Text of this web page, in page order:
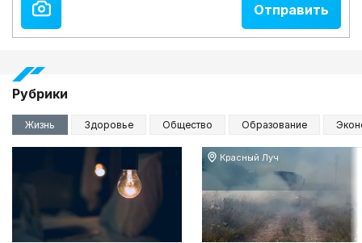
Рубрики
Жизнь Здоровье Общество Образование
Красный Луч